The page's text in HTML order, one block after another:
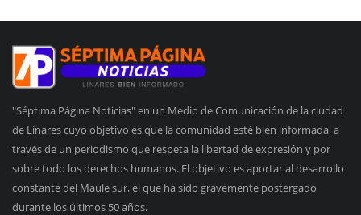
"Séptima Página Noticias" en un Medio de Comunicación de la ciudad
de Linares cuyo objetivo es que la comunidad esté bien informada, a
través de un periodismo que respeta la libertad de expresión y por
sobre todo los derechos humanos. El objetivo es aportar al desarrollo
constante del Maule sur, el que ha sido gravemente postergado
durante los últimos 50 años.